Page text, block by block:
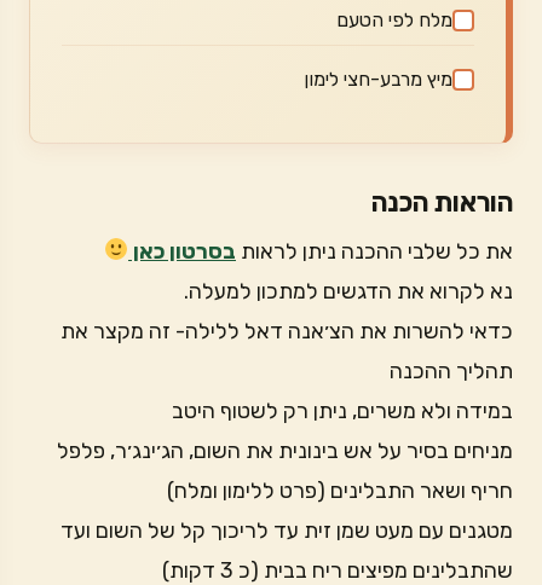
מלח לפי הטעם
מיץ מרבע-חצי לימון
הוראות הכנה
את כל שלבי ההכנה ניתן לראות בסרטון כאן
נא לקרוא את הדגשים למתכון למעלה.
כדאי להשרות את הצ׳אנה דאל ללילה- זה מקצר את
תהליך ההכנה
במידה ולא משרים, ניתן רק לשטוף היטב
מניחים בסיר על אש בינונית את השום, הג׳ינג׳ר, פלפל
חריף ושאר התבלינים (פרט ללימון ומלח)
מטגנים עם מעט שמן זית עד לריכוך קל של השום ועד
שהתבלינים מפיצים ריח בבית (כ 3 דקות)